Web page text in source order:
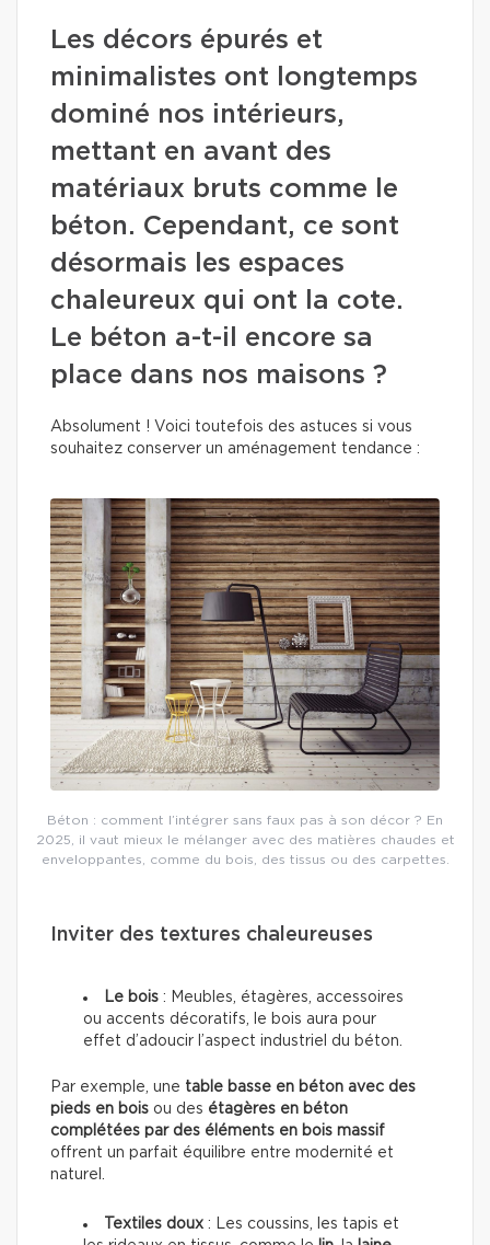
Les décors épurés et
minimalistes ont longtemps
dominé nos intérieurs,
mettant en avant des
matériaux bruts comme le
béton. Cependant, ce sont
désormais les espaces
chaleureux qui ont la cote.
Le béton a-t-il encore sa
place dans nos maisons ?
Absolument ! Voici toutefois des astuces si vous
souhaitez conserver un aménagement tendance :
Béton : comment l’intégrer sans faux pas à son décor ? En
2025, il vaut mieux le mélanger avec des matières chaudes et
enveloppantes, comme du bois, des tissus ou des carpettes.
Inviter des textures chaleureuses
Le bois : Meubles, étagères, accessoires
ou accents décoratifs, le bois aura pour
effet d’adoucir l’aspect industriel du béton.
Par exemple, une table basse en béton avec des
pieds en bois ou des étagères en béton
complétées par des éléments en bois massif
offrent un parfait équilibre entre modernité et
naturel.
Textiles doux : Les coussins, les tapis et